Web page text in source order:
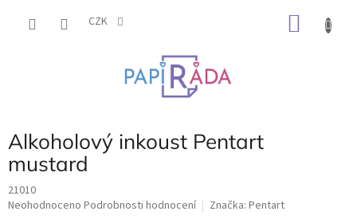
CZK
Alkoholový inkoust Pentart
mustard
21010
Průměrné
Neohodnoceno Podrobnosti hodnocení Značka: Pentart